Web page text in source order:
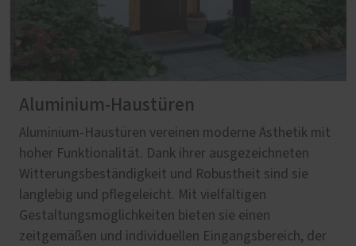
Aluminium-Haustüren
Aluminium-Haustüren vereinen moderne Ästhetik mit
hoher Funktionalität. Dank ihrer ausgezeichneten
Witterungsbeständigkeit und Robustheit sind sie
langlebig und pflegeleicht. Mit vielfältigen
Gestaltungsmöglichkeiten bieten sie einen
zeitgemäßen und individuellen Eingangsbereich, der